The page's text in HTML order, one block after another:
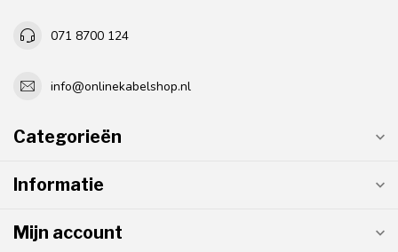
071 8700 124
info@onlinekabelshop.nl
Categorieën
Informatie
Mijn account